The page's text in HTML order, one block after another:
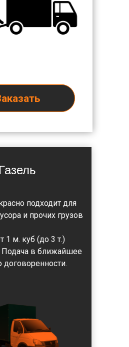
Газель
подходит для
и прочих грузов
1 м. куб (до 3 т.)
Подача в ближайшее
договоренности.